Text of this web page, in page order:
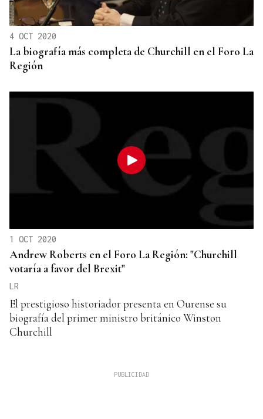
4 OCT 2020
La biografía más completa de Churchill en el Foro La
Región
1 OCT 2020
Andrew Roberts en el Foro La Región: "Churchill
votaría a favor del Brexit"
LR
El prestigioso historiador presenta en Ourense su
biografía del primer ministro británico Winston
Churchill